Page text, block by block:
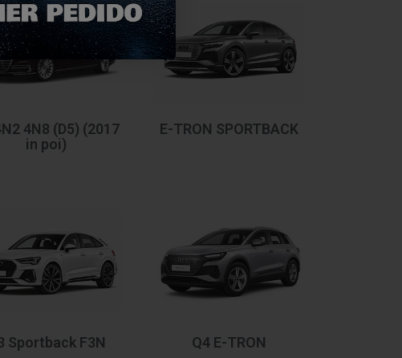
4N8 (D5) (2017
in poi)
E-TRON SPORTBACK
Sportback F3N Q4 E-TRON